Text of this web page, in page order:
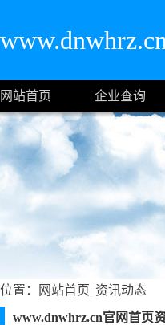
网站首页 企业查询
位置： 网站首页| 资讯动态
www.dnwhrz.cn官网首页